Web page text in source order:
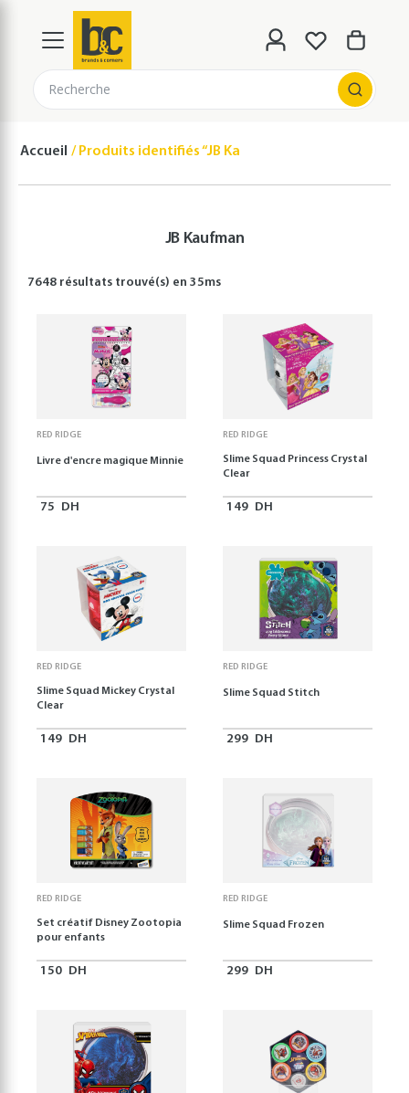
Recherche
Accueil Produits identifiés “JB Kaufman”
JB Kaufman
7648 résultats trouvé(s) en35ms
RED RIDGE
Livre d'encre magique Minnie
75 DH
RED RIDGE
Slime Squad Princess Crystal
Clear
149 DH
RED RIDGE
Slime Squad Mickey Crystal
Clear
149 DH
RED RIDGE
Slime Squad Stitch
299 DH
RED RIDGE
Set créatif Disney Zootopia
pour enfants
150 DH
RED RIDGE
Slime Squad Frozen
299 DH